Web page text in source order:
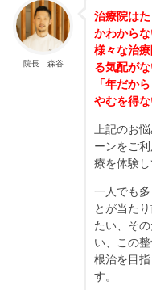
院長 森谷
治療院は
かわからな
様々な治
る気配がな
「年だか
やむを得な
上記のお
ーンをご
療を体験し
一人でも
とが当た
たい、そ
い、この整
根治を目
す。